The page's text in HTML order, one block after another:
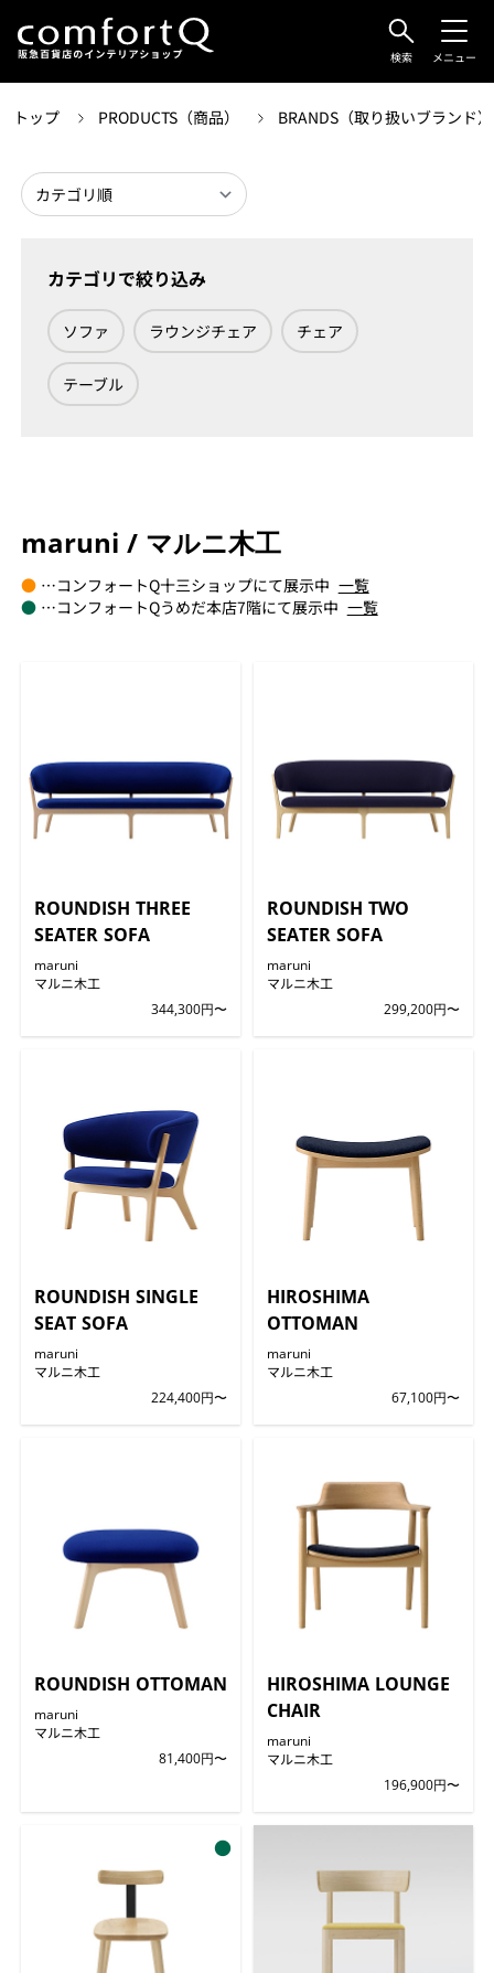
検索 メニュー
トップ PRODUCTS（商品） BRANDS（取り扱いブランド
カテゴリで絞り込み
ソファ ラウンジチェア チェア
テーブル
maruni / マルニ木工
●…コンフォートQ十三ショップにて展示中 一覧
●…コンフォートQうめだ本店7階にて展示中 一覧
ROUNDISH THREE
SEATER SOFA
maruni
マルニ木工
344,300円〜
ROUNDISH TWO
SEATER SOFA
maruni
マルニ木工
299,200円〜
ROUNDISH SINGLE
SEAT SOFA
maruni
マルニ木工
224,400円〜
HIROSHIMA
OTTOMAN
maruni
マルニ木工
67,100円〜
ROUNDISH OTTOMAN
maruni
マルニ木工
81,400円〜
HIROSHIMA LOUNGE
CHAIR
maruni
マルニ木工
196,900円〜
●